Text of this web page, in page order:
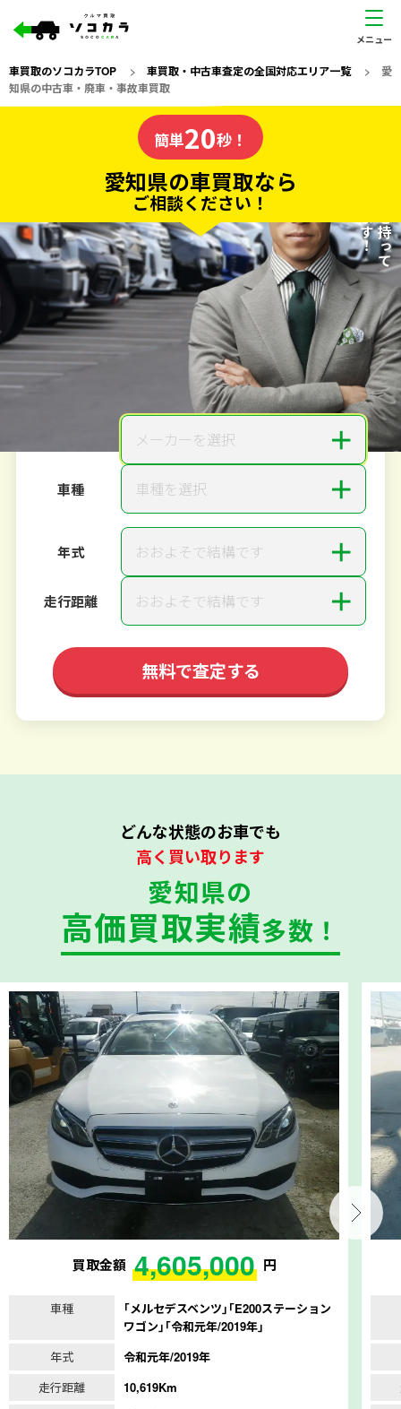
車買取のソコカラTOP > 車買取・中古車査定の全国対応エリア一覧> 愛
知県の中古車・廃車・事故車買取
の車買取なら
ソコカラの
電話か出張か、高い方の査定を提案。
だから高価買取!
私たちが責任を持って
査定いたします！
簡単20秒！
愛知県の車買取なら
ご相談ください！
20秒で入力完了！
無料で カンタンWeb査定
ご依頼いただいたお車を丁寧に査定いたします
メーカーを選択 ＋
車種 車種を選択 ＋
年式 おおよそで結構です ＋
走行距離 おおよそで結構です ＋
無料で査定する
どんな状態のお車でも
高く買い取ります
愛知県の
高価買取実績多数！
買取金額 4,605,000 円
車種
｢メルセデスベンツ｣｢E200ステーション
ワゴン｣｢令和元年/2019年｣
年式
令和元年/2019年
走行距離
10,619Km